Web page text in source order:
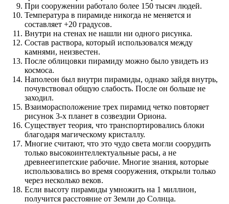
При сооружении работало более 150 тысяч людей.
Температура в пирамиде никогда не меняется и
составляет +20 градусов.
Внутри на стенах не нашли ни одного рисунка.
Состав раствора, который использовался между
камнями, неизвестен.
После облицовки пирамиду можно было увидеть из
космоса.
Наполеон был внутри пирамиды, однако зайдя внутрь,
почувствовал общую слабость. После он больше не
заходил.
Взаиморасположение трех пирамид четко повторяет
рисунок 3-х планет в созвездии Ориона.
Существует теория, что транспортировались блоки
благодаря магическому кристаллу.
Многие считают, что это чудо света могли соорудить
только высокоинтеллектуальные расы, а не
древнеегипетские рабочие. Многие знания, которые
использовались во время сооружения, открыли только
через несколько веков.
Если высоту пирамиды умножить на 1 миллион,
получится расстояние от Земли до Солнца.